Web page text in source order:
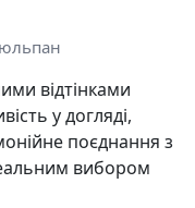
відтінками
у догляді,
поєднання з
вибором